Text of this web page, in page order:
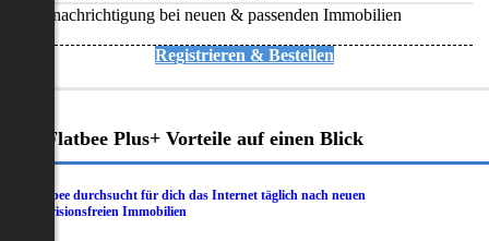
Benachrichtigung bei neuen & passenden Immobilien
Registrieren & Bestellen
Flatbee Plus+ Vorteile auf einen Blick
Flatbee durchsucht für dich das Internet täglich nach neuen
provisionsfreien Immobilien